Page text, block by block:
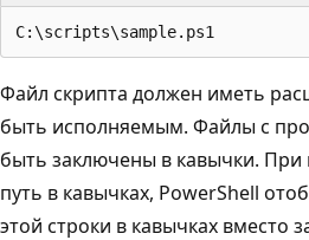
Файл скрипта должен иметь
быть исполняемым. Файлы с
быть заключены в кавычки.
путь в кавычках, PowerShell
этой строки в кавычках вместо